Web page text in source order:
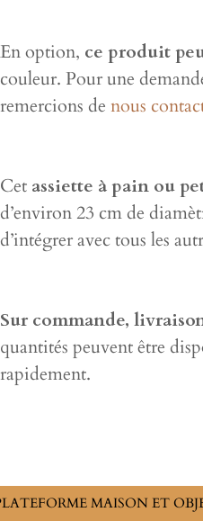
En option, ce produit
couleur. Pour une
remercions de nous
Cet assiette à pain ou
d’environ 23 cm de
d’intégrer avec tous les
Sur commande,
quantités peuvent être
rapidement.
MAISON ET